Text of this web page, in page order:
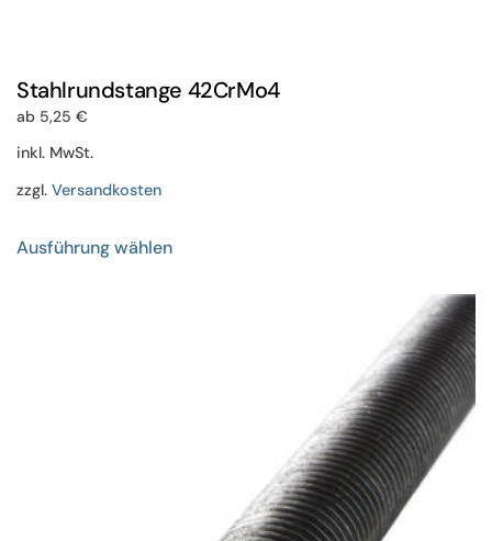
Stahlrundstange 42CrMo4
ab 5,25 €
inkl. MwSt.
zzgl. Versandkosten
Ausführung wählenProdukt
Produktseite